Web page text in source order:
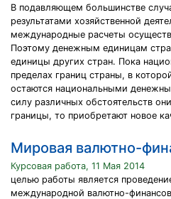
В подавляющем большинстве
результатами хозяйственной
международные расчеты
Поэтому денежным единицам
единицы других стран. Пока
пределах границ страны, в
остаются национальными
силу различных обстоятельств
границы, то приобретают новое
Мировая валютно-
Курсовая работа, 11 Мая 2014
целью работы является
международной валютно-